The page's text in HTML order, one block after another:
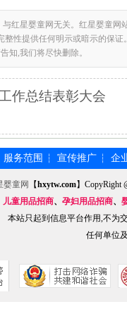
红星婴童网无关。红星婴童网
整性提供任何明示或暗示的保
知,我们将尽快删除。
作总结表彰大会
服务范围 ┆ 宣传推广 ┆ 企
婴童网 【hxytw.com】CopyRight
儿童用品招商、 孕妇用品招商、
本站只起到信息平台作用,不为
任何单位